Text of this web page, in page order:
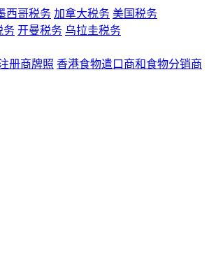
西哥税务 加拿大税务 美国税务
务 开曼税务 乌拉圭税务
册商牌照 香港食物遣口商和食物分销商